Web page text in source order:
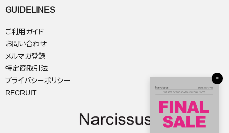
×
GUIDELINES
ご利用ガイド
お問い合わせ
メルマガ登録
特定商取引法
プライバシーポリシー
RECRUIT